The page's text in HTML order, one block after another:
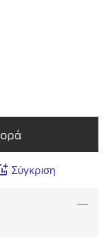
Σύγκριση